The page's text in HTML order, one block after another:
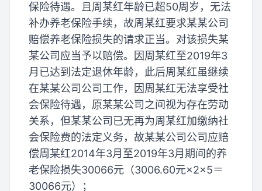
保险待遇。且周某红年龄已超50周岁，无法
补办养老保险手续，故周某红要求某某公司
赔偿养老保险损失的请求正当。对该损失某
某公司应当予以赔偿。因周某红至2019年3
月已达到法定退休年龄，此后周某红虽继续
在某某公司公司工作，因周某红无法享受社
会保险待遇，原某某公司之间视为存在劳动
关系，但某某公司已无再为周某红加缴纳社
会保险费的法定义务，故某某公司公司应赔
偿周某红2014年3月至2019年3月期间的养
老保险损失30066元（3006.60元×2×5＝
30066元）；